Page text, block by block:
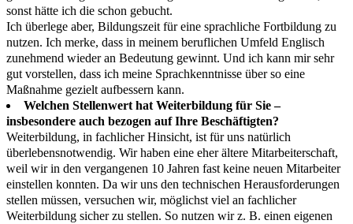
sonst hätte ich die schon gebucht.
Ich überlege aber, Bildungszeit für eine sprachliche Fortbildung zu
nutzen. Ich merke, dass in meinem beruflichen Umfeld Englisch
zunehmend wieder an Bedeutung gewinnt. Und ich kann mir sehr
gut vorstellen, dass ich meine Sprachkenntnisse über so eine
Maßnahme gezielt aufbessern kann.
Welchen Stellenwert hat Weiterbildung für Sie –
insbesondere auch bezogen auf Ihre Beschäftigten?
Weiterbildung, in fachlicher Hinsicht, ist für uns natürlich
überlebensnotwendig. Wir haben eine eher ältere Mitarbeiterschaft,
weil wir in den vergangenen 10 Jahren fast keine neuen Mitarbeiter
einstellen konnten. Da wir uns den technischen Herausforderungen
stellen müssen, versuchen wir, möglichst viel an fachlicher
Weiterbildung sicher zu stellen. So nutzen wir z. B. einen eigenen